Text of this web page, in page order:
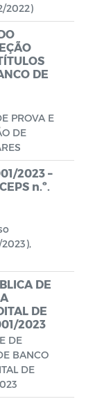
2022)
DE
PROVA E
DE
2023 –
n.º.
DE
DE
2023
DE
BANCO
DE